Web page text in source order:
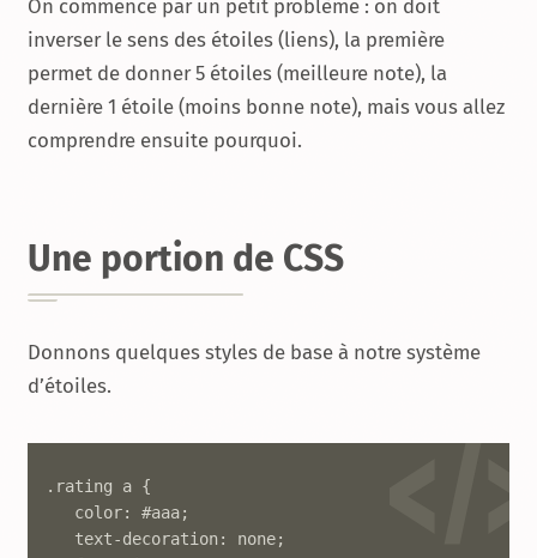
On commence par un petit problème : on doit
inverser le sens des étoiles (liens), la première
permet de donner 5 étoiles (meilleure note), la
dernière 1 étoile (moins bonne note), mais vous allez
comprendre ensuite pourquoi.
Une portion de CSS
Donnons quelques styles de base à notre système
d’étoiles.
.rating a {